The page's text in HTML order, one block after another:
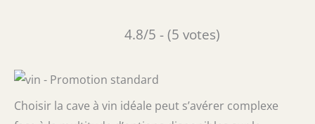
4.8/5 - (5 votes)
Choisir la cave à vin idéale peut s’avérer complexe